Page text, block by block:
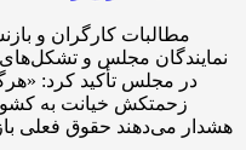
مطالبات کارگران و
نمایندگان مجلس و تشکل‌های
در مجلس تأکید کرد:
زحمتکش خیانت به
هشدار می‌دهند حقوق فعلی